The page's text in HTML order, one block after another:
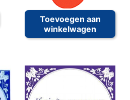
Toevoegen aan
winkelwagen